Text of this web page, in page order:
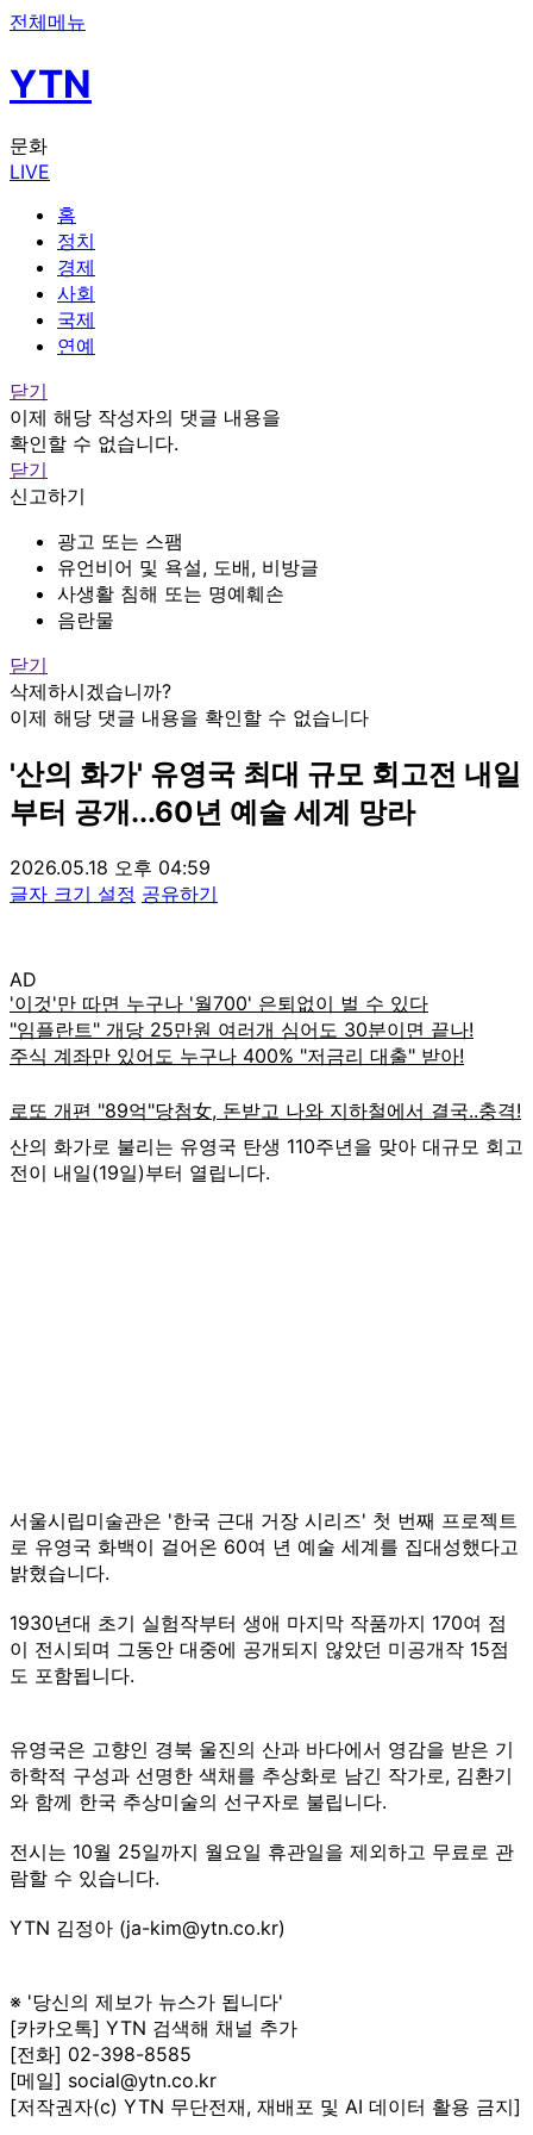
전체메뉴
YTN
문화
LIVE
홈
정치
경제
사회
국제
연예
닫기
이제 해당 작성자의 댓글 내용을
확인할 수 없습니다.
닫기
신고하기
광고 또는 스팸
유언비어 및 욕설, 도배, 비방글
사생활 침해 또는 명예훼손
음란물
닫기
삭제하시겠습니까?
이제 해당 댓글 내용을 확인할 수 없습니다
'산의 화가' 유영국 최대 규모 회고전 내일
부터 공개...60년 예술 세계 망라
2026.05.18 오후 04:59
글자 크기 설정 공유하기
AD
산의 화가로 불리는 유영국 탄생 110주년을 맞아 대규모 회고
전이 내일(19일)부터 열립니다.
서울시립미술관은 '한국 근대 거장 시리즈' 첫 번째 프로젝트
로 유영국 화백이 걸어온 60여 년 예술 세계를 집대성했다고
밝혔습니다.
1930년대 초기 실험작부터 생애 마지막 작품까지 170여 점
이 전시되며 그동안 대중에 공개되지 않았던 미공개작 15점
도 포함됩니다.
유영국은 고향인 경북 울진의 산과 바다에서 영감을 받은 기
하학적 구성과 선명한 색채를 추상화로 남긴 작가로, 김환기
와 함께 한국 추상미술의 선구자로 불립니다.
전시는 10월 25일까지 월요일 휴관일을 제외하고 무료로 관
람할 수 있습니다.
YTN 김정아 (ja-kim@ytn.co.kr)
※ '당신의 제보가 뉴스가 됩니다'
[카카오톡] YTN 검색해 채널 추가
[전화] 02-398-8585
[메일] social@ytn.co.kr
[저작권자(c) YTN 무단전재, 재배포 및 AI 데이터 활용 금지]